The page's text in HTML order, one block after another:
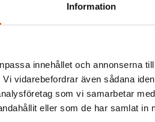
Information
innehållet och annonserna
vidarebefordrar även sådana
som vi samarbetar
eller som de har samlat in
-14%
Vrängbar
169,00 kr